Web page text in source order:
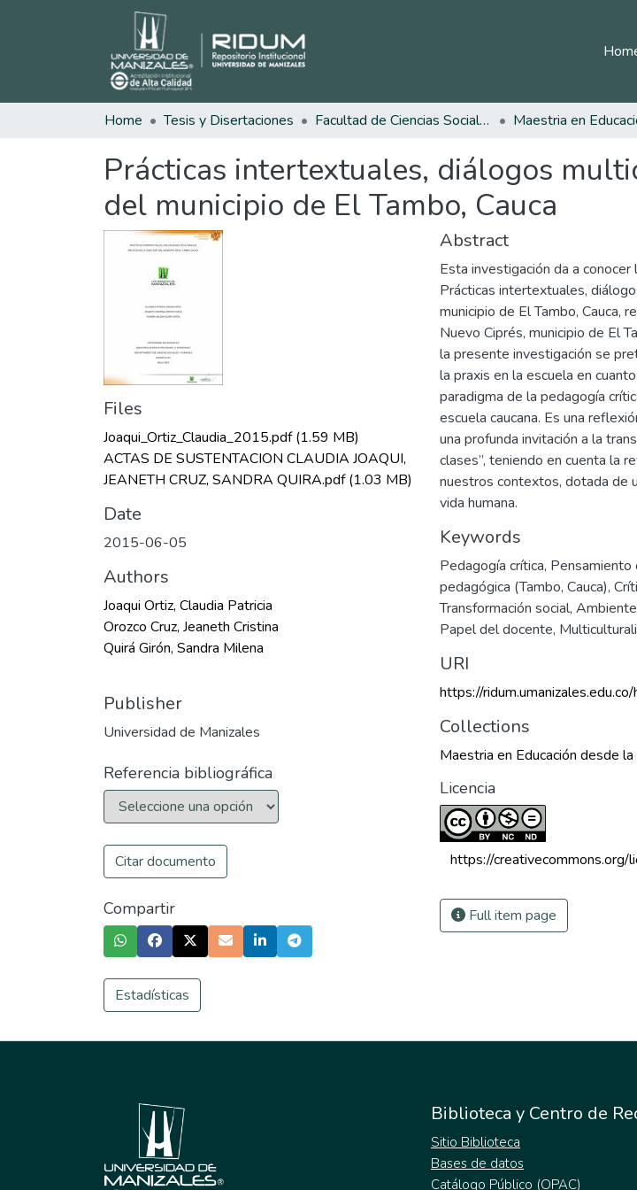
Home Tesis y Disertaciones Facultad de Ciencias Sociales y Humanas
Prácticas intertextuales, diálogos
del municipio de El Tambo, Cauca
Files
Joaqui_Ortiz_Claudia_2015.pdf(1.59 MB)
ACTAS DE SUSTENTACION CLAUDIA JOAQUI,
JEANETH CRUZ, SANDRA QUIRA.pdf(1.03 MB)
Date
2015-06-05
Authors
Joaqui Ortiz, Claudia Patricia
Orozco Cruz, Jeaneth Cristina
Quirá Girón, Sandra Milena
Publisher
Universidad de Manizales
Referencia bibliográfica
Citar documento
Compartir
Estadísticas
Abstract
Esta investigación da a
Prácticas intertextuales,
municipio de El Tambo, Cauca,
Nuevo Ciprés, municipio de El
la presente investigación se
la praxis en la escuela en
paradigma de la pedagogía
escuela caucana. Es una
una profunda invitación a la
clases”, teniendo en cuenta la
nuestros contextos, dotada de
vida humana.
Keywords
Pedagogía crítica, Pensamiento
pedagógica (Tambo, Cauca),
Transformación social,
Papel del docente,
URI
https://
Collections
Maestria en Educación desde
Licencia
https://
Full item page
Biblioteca y Centro de
Sitio Biblioteca
Bases de datos
Catálogo Público (OPAC)